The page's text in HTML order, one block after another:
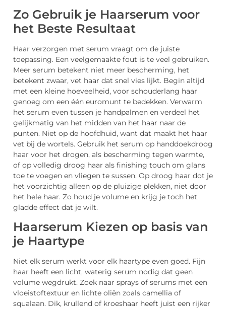
Zo Gebruik je Haarserum voor
het Beste Resultaat
Haar verzorgen met serum vraagt om de juiste
toepassing. Een veelgemaakte fout is te veel gebruiken.
Meer serum betekent niet meer bescherming, het
betekent zwaar, vet haar dat snel vies lijkt. Begin altijd
met een kleine hoeveelheid, voor schouderlang haar
genoeg om een één euromunt te bedekken. Verwarm
het serum even tussen je handpalmen en verdeel het
gelijkmatig van het midden van het haar naar de
punten. Niet op de hoofdhuid, want dat maakt het haar
vet bij de wortels. Gebruik het serum op handdoekdroog
haar voor het drogen, als bescherming tegen warmte,
of op volledig droog haar als finishing touch om glans
toe te voegen en vliegen te sussen. Op droog haar dot je
het voorzichtig alleen op de pluizige plekken, niet door
het hele haar. Zo houd je volume en krijg je toch het
gladde effect dat je wilt.
Haarserum Kiezen op basis van
je Haartype
Niet elk serum werkt voor elk haartype even goed. Fijn
haar heeft een licht, waterig serum nodig dat geen
volume wegdrukt. Zoek naar sprays of serums met een
vloeistoftextuur en lichte oliën zoals camellia of
squalaan. Dik, krullend of kroeshaar heeft juist een rijker